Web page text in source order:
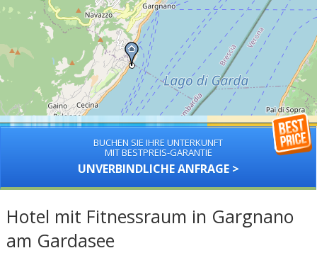
BUCHEN SIE IHRE UNTERKUNFT
MIT BESTPREIS-GARANTIE
UNVERBINDLICHE ANFRAGE >
Hotel mit Fitnessraum in Gargnano
am Gardasee